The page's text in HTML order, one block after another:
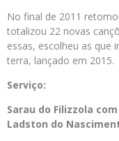
No final de 2011
totalizou 22 novas
essas, escolheu as que
terra, lançado em 2015.
Serviço:
Sarau do Filizzola
Ladston do